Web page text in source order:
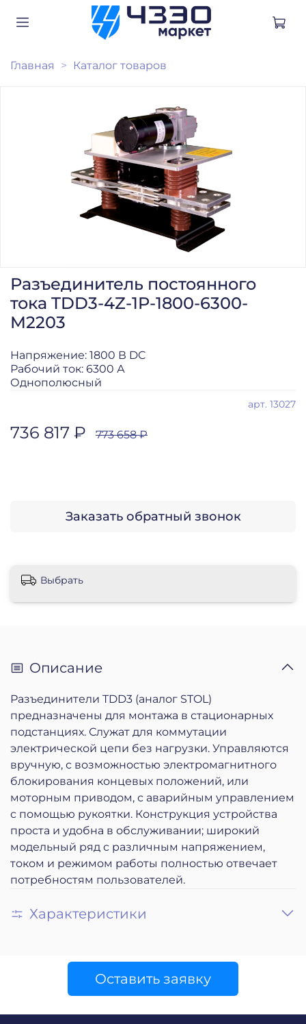
Главная Каталог товаров
арт. 13027
Разъединитель постоянного
тока TDD3-4Z-1P-1800-6300-
M2203
736 817 ₽ 773 658 ₽
Заказать обратный звонок
Напряжение: 1800 В DC
Рабочий ток: 6300 А
Однополюсный
Выбрать
Описание
Разъединители TDD3 (аналог STOL)
предназначены для монтажа в стационарных
подстанциях. Служат для коммутации
электрической цепи без нагрузки. Управляются
вручную, с возможностью электромагнитного
блокирования концевых положений, или
моторным приводом, с аварийным управлением
с помощью рукоятки. Конструкция устройства
проста и удобна в обслуживании; широкий
модельный ряд с различным напряжением,
током и режимом работы полностью отвечает
потребностям пользователей.
Характеристики
Оставить заявку